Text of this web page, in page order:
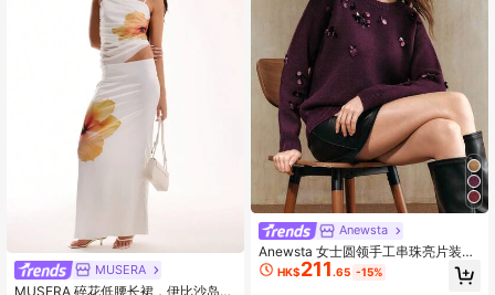
MUSERA
MUSERA 碎花低腰长裙，伊比沙岛风
Anewsta
Anewsta 女士圆领手工串珠亮片装饰
优雅套头毛衣，时尚百搭，适合工作
和休闲场合，紫色
HK$211 .65 -15%